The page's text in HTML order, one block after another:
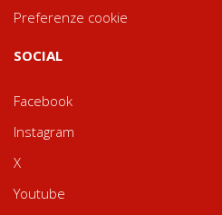
Preferenze cookie
SOCIAL
Facebook
Instagram
X
Youtube